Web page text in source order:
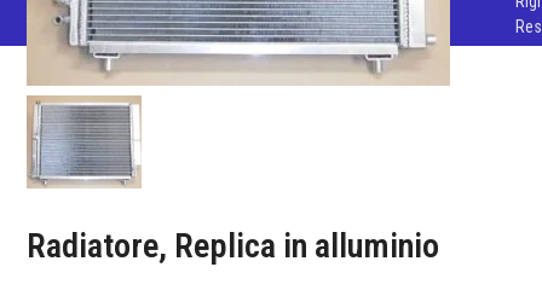
Radiatore, Replica in alluminio